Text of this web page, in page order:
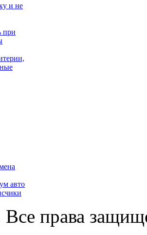
и не
при
авто
права